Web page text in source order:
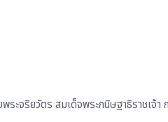
ะจริยวัตร สมเด็จพระกนิษฐาธิราชเจ้